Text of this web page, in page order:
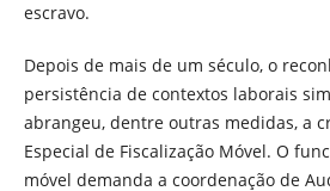
escravo.
Depois de mais de um século, o
persistência de contextos laborais
abrangeu, dentre outras medidas, a
Especial de Fiscalização Móvel. O
móvel demanda a coordenação de